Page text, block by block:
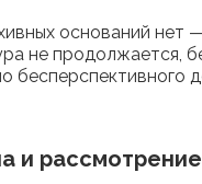
оснований нет
не продолжается,
бесперспективного
и